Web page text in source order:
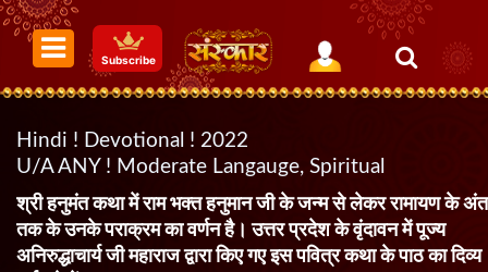
Subscribe
Hindi ! Devotional ! 2022
U/A ANY ! Moderate Langauge, Spiritual
श्री हनुमंत कथा में राम भक्त हनुमान जी के जन्म से लेकर रामायण के अंत
तक के उनके पराक्रम का वर्णन है। उत्तर प्रदेश के वृंदावन में पूज्य
अनिरुद्धाचार्य जी महाराज द्वारा किए गए इस पवित्र कथा के पाठ का दिव्य